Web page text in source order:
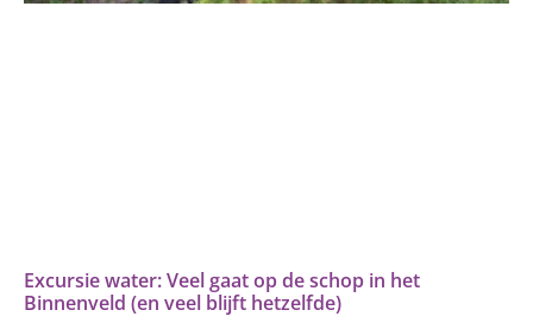
Excursie water: Veel gaat op de schop in het
Binnenveld (en veel blijft hetzelfde)